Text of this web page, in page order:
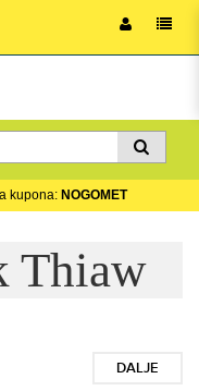
kupona: NOGOMET
Thiaw
DALJE